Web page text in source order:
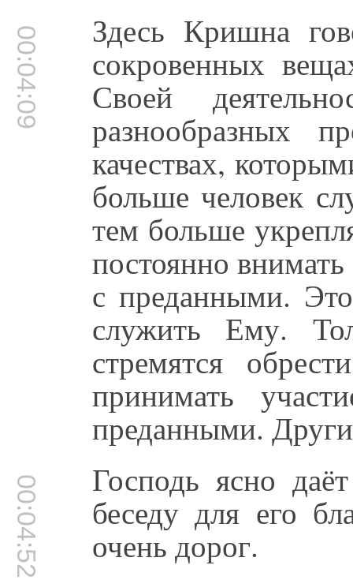
00:04:09 Здесь Кришна
сокровенных
Своей
разнообразных
качествах,
больше человек
тем больше
постоянно
с преданными.
служить Ему.
стремятся
принимать
преданными.
00:04:52 Господь ясно
беседу для его
очень дорог.